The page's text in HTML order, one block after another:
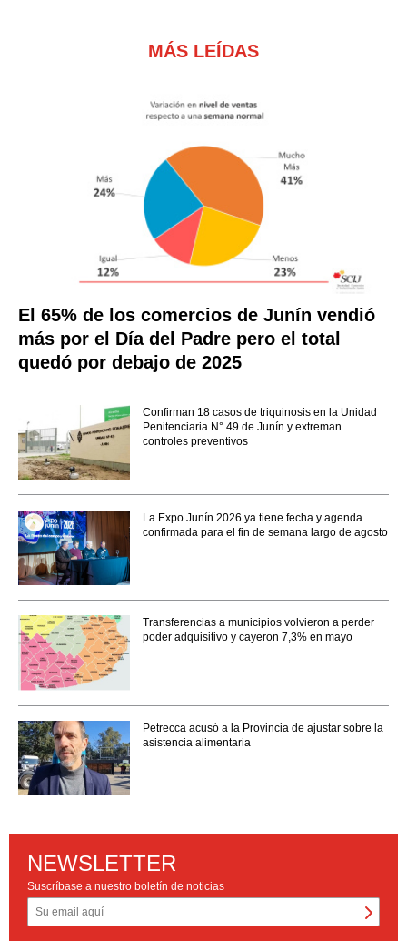
MÁS LEÍDAS
El 65% de los comercios de Junín vendió
más por el Día del Padre pero el total
quedó por debajo de 2025
Confirman 18 casos de triquinosis en la Unidad
Penitenciaria N° 49 de Junín y extreman
controles preventivos
La Expo Junín 2026 ya tiene fecha y agenda
confirmada para el fin de semana largo de agosto
Transferencias a municipios volvieron a perder
poder adquisitivo y cayeron 7,3% en mayo
Petrecca acusó a la Provincia de ajustar sobre la
asistencia alimentaria
NEWSLETTER
Suscríbase a nuestro boletín de noticias